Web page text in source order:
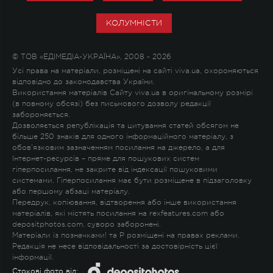
КОЛУМНІСТИ
© ТОВ «ЕДІМЕДІА-УКРАЇНА», 2008 - 2026
Усі права на матеріали, розміщені на сайті viva.ua, охороняються
відповідно до законодавства України.
Використання матеріалів Сайту viva.ua в оригінальному розмірі
(в повному обсязі) без письмового дозволу редакції
забороняється.
Дозволяється републікація та цитування статей обсягом не
більше 250 знаків для одного інформаційного матеріалу, з
обов'язковим зазначенням посилання на джерело, а для
Інтернет-ресурсів – пряме для пошукових систем
гіперпосилання, не закрите від індексації пошуковими
системами. Гіперпосилання має бути розміщене в підзаголовку
або першому абзаці матеріалу.
Передрук, копіювання, відтворення або інше використання
матеріалів, які містять посилання на rexfeatures.com або
depositphotos.com, суворо заборонені.
Матеріали із позначками! та P розміщені на правах реклами.
Редакція не несе відповідальності за достовірність цієї
інформації.
Стокові фото від: